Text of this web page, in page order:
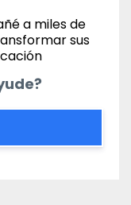
a miles de
sus